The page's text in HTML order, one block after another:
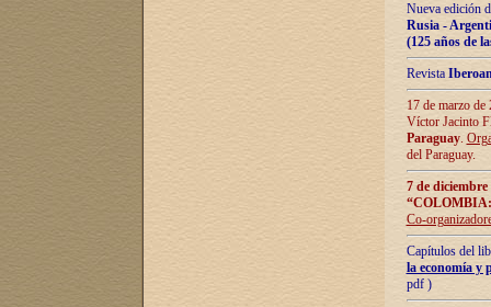
Nueva edición
Rusia -
(125 años de
Revista
17 de marzo
Víctor Jacinto
Paraguay.
del Paraguay.
7 de
Co-
Capítulos del
la economía y
pdf )